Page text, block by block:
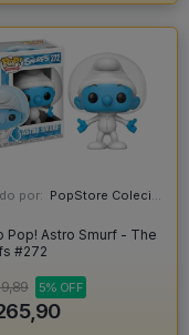
por: PopStore Colecionáveis - MG
Pop! Astro Smurf - The
Smurfs #272
5% OFF